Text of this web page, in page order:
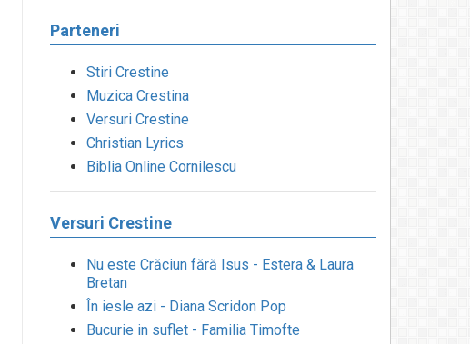
Parteneri
Stiri Crestine
Muzica Crestina
Versuri Crestine
Christian Lyrics
Biblia Online Cornilescu
Versuri Crestine
Nu este Crăciun fără Isus - Estera & Laura
Bretan
În iesle azi - Diana Scridon Pop
Bucurie in suflet - Familia Timofte